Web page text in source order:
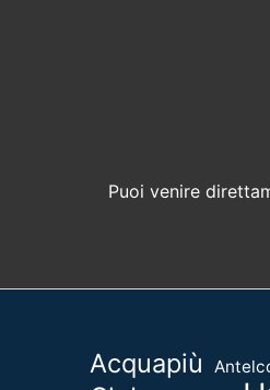
Puoi venire
Acquapiù